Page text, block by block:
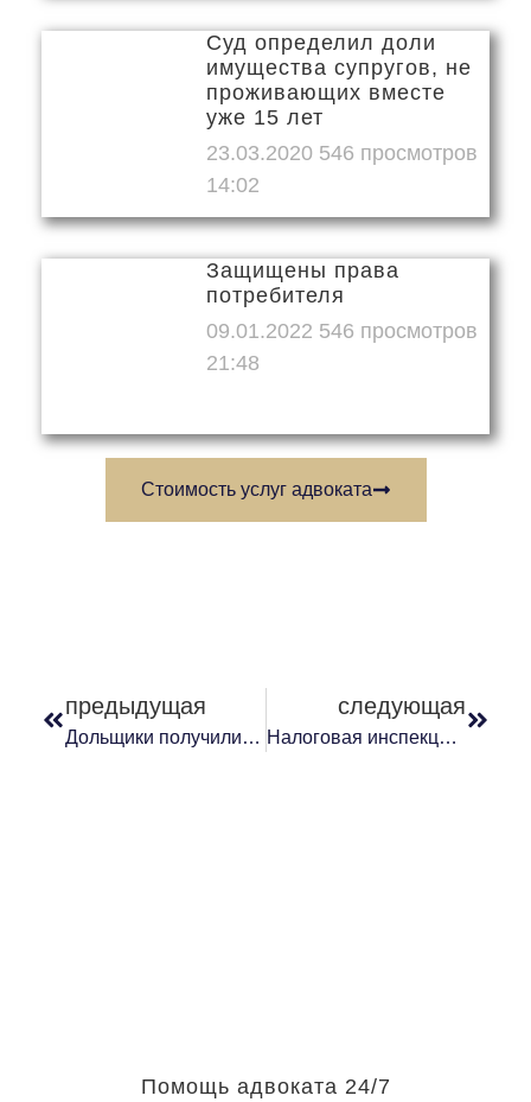
Суд определил доли
имущества супругов, не
проживающих вместе
уже 15 лет
23.03.2020
14:02
Защищены права
потребителя
09.01.2022
21:48
Стоимость услуг адвоката
предыдущая
Дольщики получили неустойку
следующая
Налоговая инспекция вернула ООО в ЕГРЮЛ
Помощь адвоката 24/7